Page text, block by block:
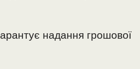
надання грошової